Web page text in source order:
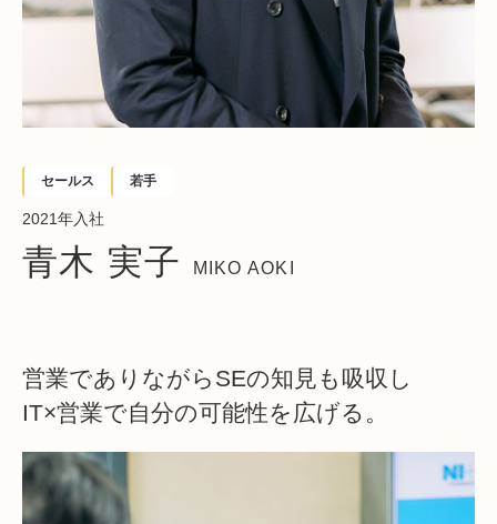
セールス 若手
2021年入社
青木 実子 MIKO AOKI
営業でありながらSEの知見も吸収し
IT×営業で自分の可能性を広げる。